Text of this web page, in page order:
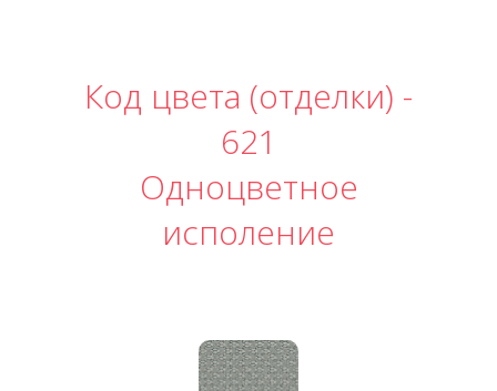
Код цвета (отделки) -
621
Одноцветное
исполение